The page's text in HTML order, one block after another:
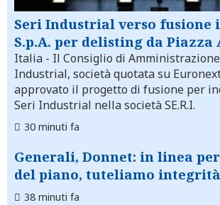
Seri Industrial verso fusione
S.p.A. per delisting da
Italia - Il Consiglio di
Industrial, società quotata su
approvato il progetto di fusione per
Seri Industrial nella società SE.R.I.
30 minuti fa
Generali, Donnet: in linea
del piano, tuteliamo
38 minuti fa